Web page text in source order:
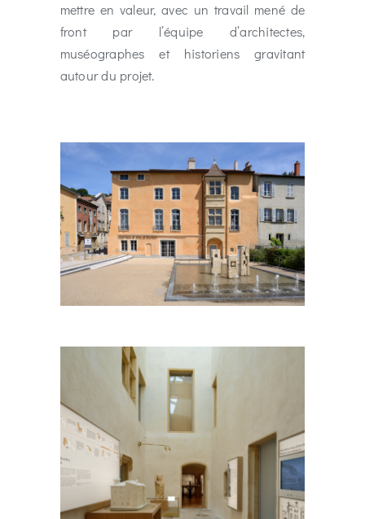
mettre en valeur, avec un travail mené de
front par l’équipe d’architectes,
muséographes et historiens gravitant
autour du projet.